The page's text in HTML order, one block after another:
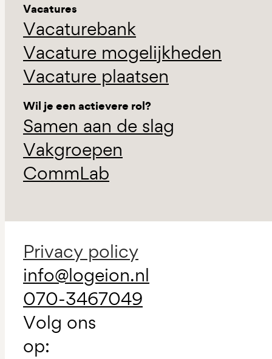
Vacatures
Vacaturebank
Vacature mogelijkheden
Vacature plaatsen
Wil je een actievere rol?
Samen aan de slag
Vakgroepen
CommLab
Privacy policy
info@logeion.nl
070-3467049
Volg ons
op: